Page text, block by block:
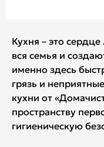
Кухня – это
вся семья и
именно здесь
грязь и
кухни от
пространству
гигиеническую